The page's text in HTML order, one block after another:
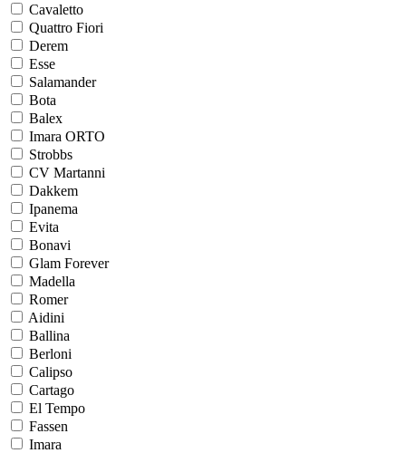
Cavaletto
Quattro Fiori
Derem
Esse
Salamander
Bota
Balex
Imara ORTO
Strobbs
CV Martanni
Dakkem
Ipanema
Evita
Bonavi
Glam Forever
Madella
Romer
Aidini
Ballina
Berloni
Calipso
Cartago
El Tempo
Fassen
Imara